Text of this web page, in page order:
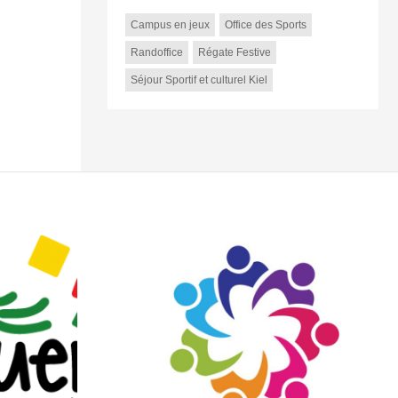
Campus en jeux Office des Sports
Randoffice Régate Festive
Séjour Sportif et culturel Kiel